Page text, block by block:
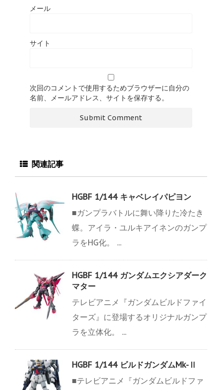
メール
サイト
次回のコメントで使用するためブラウザーに自分の
名前、メールアドレス、サイトを保存する。
関連記事
HGBF 1/144 キャベレイパピヨン
■ガンプラバトルに舞い降りた冷たき
蝶。アイラ・ユルキアイネンのガンプ
ラをHG化。 ...
HGBF 1/144 ガンダムエクシアダーク
マター
テレビアニメ『ガンダムビルドファイ
ターズ』に登場するオリジナルガンプ
ラを立体化。 ...
HGBF 1/144 ビルドガンダムMk-Ⅱ
■テレビアニメ『ガンダムビルドファ